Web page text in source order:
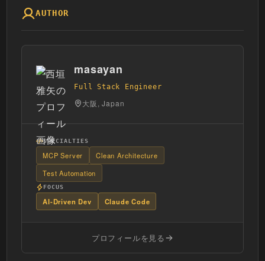
AUTHOR
masayan
Full Stack Engineer
大阪, Japan
SPECIALTIES
MCP Server
Clean Architecture
Test Automation
FOCUS
AI-Driven Dev Claude Code
プロフィールを見る